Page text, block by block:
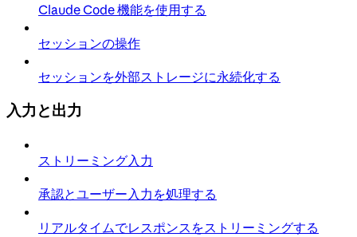
Claude Code 機能を使用する
セッションの操作
セッションを外部ストレージに永続化する
入力と出力
ストリーミング入力
承認とユーザー入力を処理する
リアルタイムでレスポンスをストリーミングする